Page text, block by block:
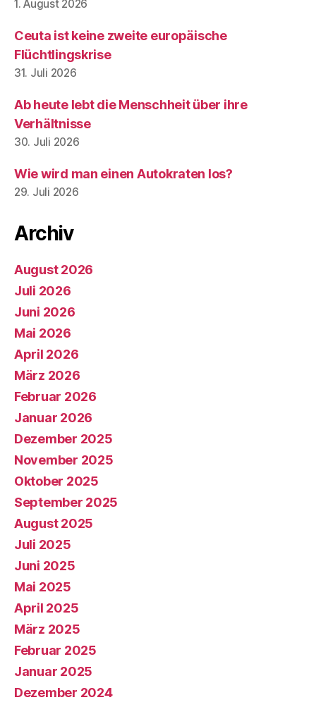
1. August 2026
Ceuta ist keine zweite europäische
Flüchtlingskrise
31. Juli 2026
Ab heute lebt die Menschheit über ihre
Verhältnisse
30. Juli 2026
Wie wird man einen Autokraten los?
29. Juli 2026
Archiv
August 2026
Juli 2026
Juni 2026
Mai 2026
April 2026
März 2026
Februar 2026
Januar 2026
Dezember 2025
November 2025
Oktober 2025
September 2025
August 2025
Juli 2025
Juni 2025
Mai 2025
April 2025
März 2025
Februar 2025
Januar 2025
Dezember 2024